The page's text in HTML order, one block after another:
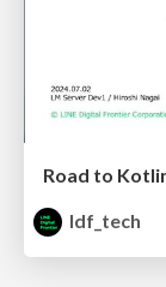
Road to
ldf_tech